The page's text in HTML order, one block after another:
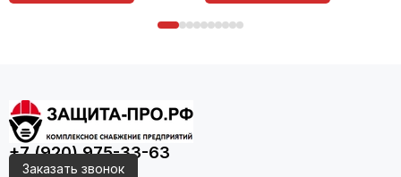
+7 (920) 975-33-63
Заказать звонок